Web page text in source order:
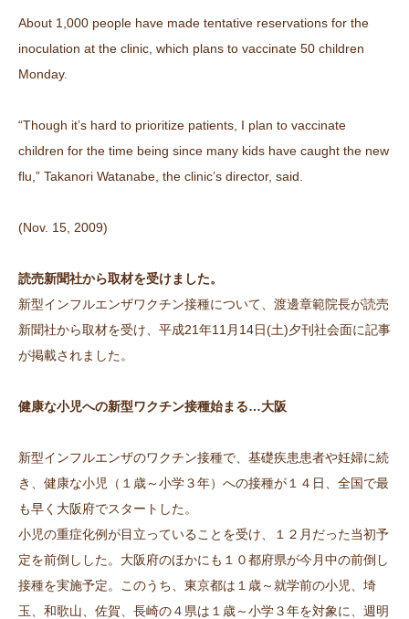
About 1,000 people have made tentative reservations for the
inoculation at the clinic, which plans to vaccinate 50 children
Monday.
“Though it’s hard to prioritize patients, I plan to vaccinate
children for the time being since many kids have caught the new
flu,” Takanori Watanabe, the clinic’s director, said.
(Nov. 15, 2009)
読売新聞社から取材を受けました。
新型インフルエンザワクチン接種について、渡邊章範院長が読売
新聞社から取材を受け、平成21年11月14日(土)夕刊社会面に記事
が掲載されました。
健康な小児への新型ワクチン接種始まる…大阪
新型インフルエンザのワクチン接種で、基礎疾患患者や妊婦に続
き、健康な小児（１歳～小学３年）への接種が１４日、全国で最
も早く大阪府でスタートした。
小児の重症化例が目立っていることを受け、１２月だった当初予
定を前倒しした。大阪府のほかにも１０都府県が今月中の前倒し
接種を実施予定。このうち、東京都は１歳～就学前の小児、埼
玉、和歌山、佐賀、長崎の４県は１歳～小学３年を対象に、週明